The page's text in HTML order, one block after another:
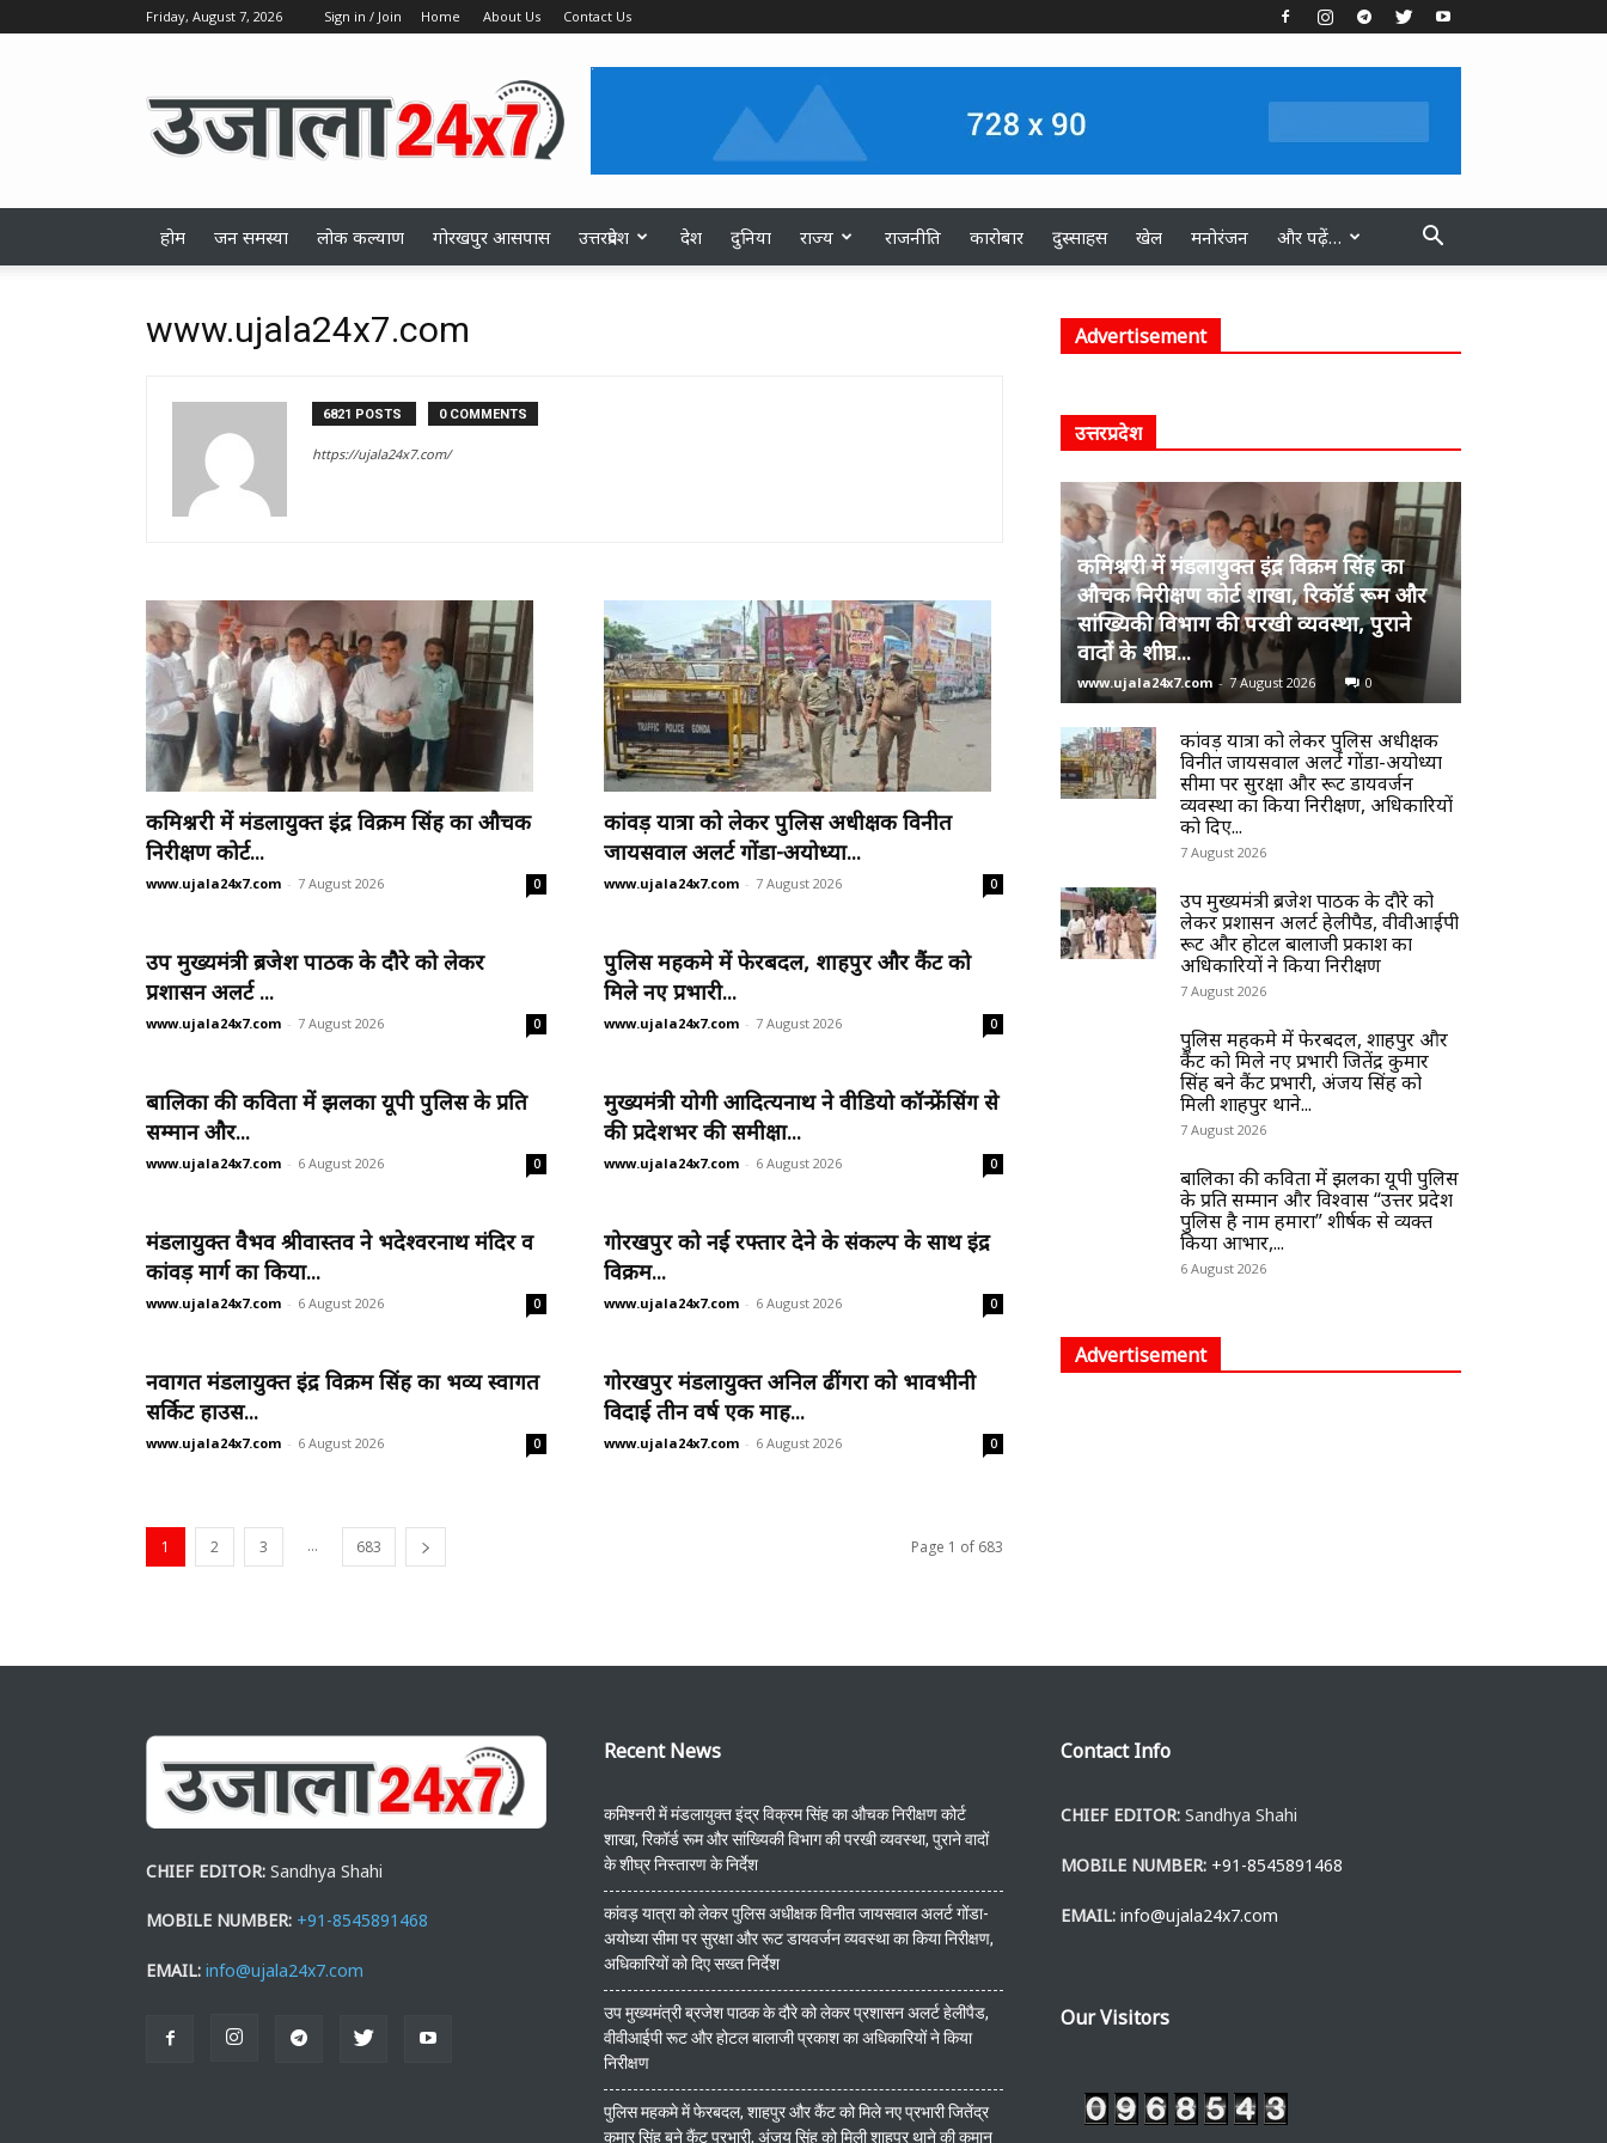
Friday, August 7, 2026 Sign in / Join Home About Us Contact Us
होम जन समस्या लोक कल्याण गोरखपुर आसपास उत्तरप्रदेश देश दुनिया राज्य राजनीति कारोबार दुस्साहस खेल मनोरंजन और पढ़ें…
www.ujala24x7.com
6821 POSTS 0 COMMENTS
https://ujala24x7.com/
कमिश्नरी में मंडलायुक्त इंद्र विक्रम सिंह का औचक
निरीक्षण कोर्ट...
www.ujala24x7.com - 7 August 2026 0
कांवड़ यात्रा को लेकर पुलिस अधीक्षक विनीत
जायसवाल अलर्ट गोंडा-अयोध्या...
www.ujala24x7.com - 7 August 2026 0
उप मुख्यमंत्री ब्रजेश पाठक के दौरे को लेकर
प्रशासन अलर्ट ...
www.ujala24x7.com - 7 August 2026 0
पुलिस महकमे में फेरबदल, शाहपुर और कैंट को
मिले नए प्रभारी...
www.ujala24x7.com - 7 August 2026 0
बालिका की कविता में झलका यूपी पुलिस के प्रति
सम्मान और...
www.ujala24x7.com - 6 August 2026 0
मुख्यमंत्री योगी आदित्यनाथ ने वीडियो कॉन्फ्रेंसिंग से
की प्रदेशभर की समीक्षा...
www.ujala24x7.com - 6 August 2026 0
मंडलायुक्त वैभव श्रीवास्तव ने भदेश्वरनाथ मंदिर व
कांवड़ मार्ग का किया...
www.ujala24x7.com - 6 August 2026 0
गोरखपुर को नई रफ्तार देने के संकल्प के साथ इंद्र
विक्रम...
www.ujala24x7.com - 6 August 2026 0
नवागत मंडलायुक्त इंद्र विक्रम सिंह का भव्य स्वागत
सर्किट हाउस...
www.ujala24x7.com - 6 August 2026 0
गोरखपुर मंडलायुक्त अनिल ढींगरा को भावभीनी
विदाई तीन वर्ष एक माह...
www.ujala24x7.com - 6 August 2026 0
1 2 3 ... 683 Page 1 of 683
Advertisement
उत्तरप्रदेश
कमिश्नरी में मंडलायुक्त इंद्र विक्रम सिंह का
औचक निरीक्षण कोर्ट शाखा, रिकॉर्ड रूम और
सांख्यिकी विभाग की परखी व्यवस्था, पुराने
वादों के शीघ्र...
www.ujala24x7.com - 7 August 2026 0
कांवड़ यात्रा को लेकर पुलिस अधीक्षक
विनीत जायसवाल अलर्ट गोंडा-अयोध्या
सीमा पर सुरक्षा और रूट डायवर्जन
व्यवस्था का किया निरीक्षण, अधिकारियों
को दिए...
7 August 2026
उप मुख्यमंत्री ब्रजेश पाठक के दौरे को
लेकर प्रशासन अलर्ट हेलीपैड, वीवीआईपी
रूट और होटल बालाजी प्रकाश का
अधिकारियों ने किया निरीक्षण
7 August 2026
पुलिस महकमे में फेरबदल, शाहपुर और
कैंट को मिले नए प्रभारी जितेंद्र कुमार
सिंह बने कैंट प्रभारी, अंजय सिंह को
मिली शाहपुर थाने...
7 August 2026
बालिका की कविता में झलका यूपी पुलिस
के प्रति सम्मान और विश्वास “उत्तर प्रदेश
पुलिस है नाम हमारा” शीर्षक से व्यक्त
किया आभार,...
6 August 2026
Advertisement
CHIEF EDITOR: Sandhya Shahi
MOBILE NUMBER: +91-8545891468
EMAIL: info@ujala24x7.com
Recent News
कमिश्नरी में मंडलायुक्त इंद्र विक्रम सिंह का औचक निरीक्षण कोर्ट
शाखा, रिकॉर्ड रूम और सांख्यिकी विभाग की परखी व्यवस्था, पुराने वादों
के शीघ्र निस्तारण के निर्देश
कांवड़ यात्रा को लेकर पुलिस अधीक्षक विनीत जायसवाल अलर्ट गोंडा-
अयोध्या सीमा पर सुरक्षा और रूट डायवर्जन व्यवस्था का किया निरीक्षण,
अधिकारियों को दिए सख्त निर्देश
उप मुख्यमंत्री ब्रजेश पाठक के दौरे को लेकर प्रशासन अलर्ट हेलीपैड,
वीवीआईपी रूट और होटल बालाजी प्रकाश का अधिकारियों ने किया
निरीक्षण
पुलिस महकमे में फेरबदल, शाहपुर और कैंट को मिले नए प्रभारी जितेंद्र
कुमार सिंह बने कैंट प्रभारी, अंजय सिंह को मिली शाहपुर थाने की कमान
Contact Info
CHIEF EDITOR: Sandhya Shahi
MOBILE NUMBER: +91-8545891468
EMAIL: info@ujala24x7.com
Our Visitors